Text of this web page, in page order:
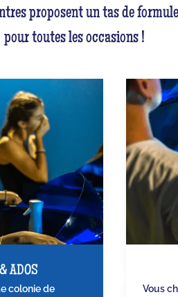
proposent un tas de
pour toutes les occasions !
ADOS
colonie de
Vous